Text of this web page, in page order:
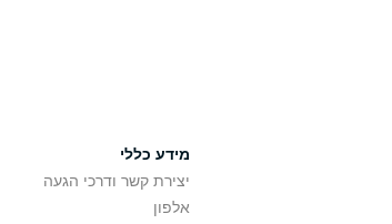
מידע כללי
יצירת קשר ודרכי הגעה
אלפון